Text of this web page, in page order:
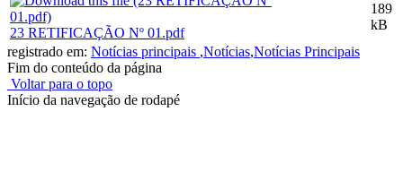
23 RETIFICAÇÃO Nº 01.pdf
189
kB
registrado em: Notícias principais ,Notícias,Notícias Principais
Fim do conteúdo da página
Voltar para o topo
Início da navegação de rodapé